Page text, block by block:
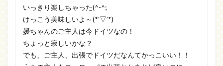
いっきり楽しちゃった(^-^;
けっこう美味しいよ～(*’▽’*)
媛ちゃんのご主人は今ドイツなの！
ちょっと寂しいかな？
でも、ご主人、出張でドイツだなんてかっこいい！！